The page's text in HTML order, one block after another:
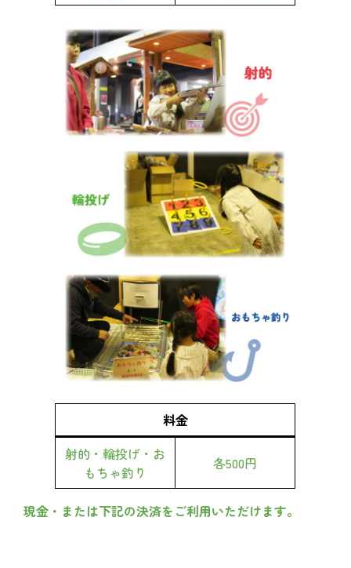
料金
射的・輪投げ・お
もちゃ釣り
各500円
現金・または下記の決済をご利用いただけます。